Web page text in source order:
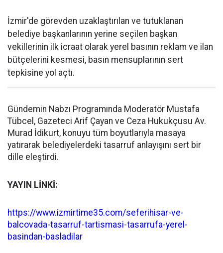
İzmir'de görevden uzaklaştırılan ve tutuklanan
belediye başkanlarının yerine seçilen başkan
vekillerinin ilk icraat olarak yerel basının reklam ve ilan
bütçelerini kesmesi, basın mensuplarının sert
tepkisine yol açtı.
Gündemin Nabzı Programında Moderatör Mustafa
Tübcel, Gazeteci Arif Çayan ve Ceza Hukukçusu Av.
Murad İdikurt, konuyu tüm boyutlarıyla masaya
yatırarak belediyelerdeki tasarruf anlayışını sert bir
dille eleştirdi.
YAYIN LİNKİ:
https://www.izmirtime35.com/seferihisar-ve-
balcovada-tasarruf-tartismasi-tasarrufa-yerel-
basindan-basladilar